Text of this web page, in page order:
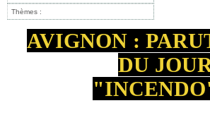
Thèmes :
AVIGNON :
DU